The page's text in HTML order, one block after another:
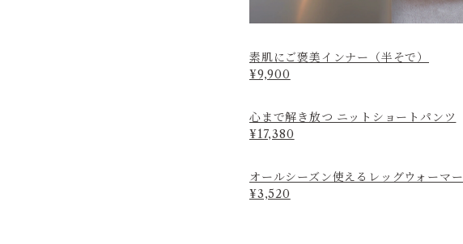
素肌にご褒美インナー（半そで）
¥9,900
心まで解き放つ ニットショートパンツ
¥17,380
オールシーズン使えるレッグウォーマー
¥3,520